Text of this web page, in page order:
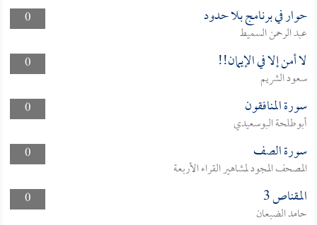
0 حوار في برنامج بلا حدود
عبد الرحمن السميط
0
لا أمن إلا في الإيمان!!
سعود الشريم
0
سورة المنافقون
أبوطلحة البوسعيدي
0
سورة الصف
المصحف المجود لمشاهير القراء الأربعة
0
المقناص 3
حامد الضبعان